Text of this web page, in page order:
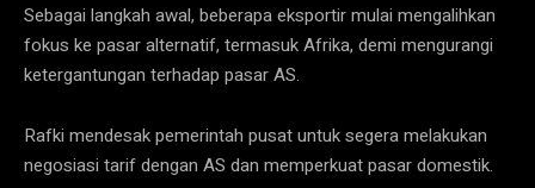
Sebagai langkah awal, beberapa eksportir mulai mengalihkan
fokus ke pasar alternatif, termasuk Afrika, demi mengurangi
ketergantungan terhadap pasar AS.
Rafki mendesak pemerintah pusat untuk segera melakukan
negosiasi tarif dengan AS dan memperkuat pasar domestik.